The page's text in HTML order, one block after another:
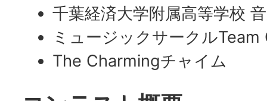
千葉経済大学附属高等学校
ミュージックサークルTeam
The Charmingチャイム